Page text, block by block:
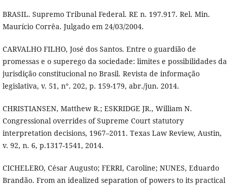
BRASIL. Supremo Tribunal Federal. RE n. 197.917. Rel. Min.
Maurício Corrêa. Julgado em 24/03/2004.
CARVALHO FILHO, José dos Santos. Entre o guardião de
promessas e o superego da sociedade: limites e possibilidades da
jurisdição constitucional no Brasil. Revista de informação
legislativa, v. 51, n°. 202, p. 159-179, abr./jun. 2014.
CHRISTIANSEN, Matthew R.; ESKRIDGE JR., William N.
Congressional overrides of Supreme Court statutory
interpretation decisions, 1967–2011. Texas Law Review, Austin,
v. 92, n. 6, p.1317-1541, 2014.
CICHELERO, César Augusto; FERRI, Caroline; NUNES, Eduardo
Brandão. From an idealized separation of powers to its practical